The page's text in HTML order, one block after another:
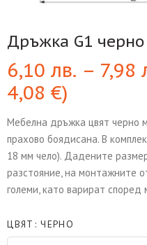
Дръжка G1 черно
6,10лв. – 7,98
4,08€)
Мебелна дръжка цвят черно
прахово боядисана. В
18 мм чело). Дадените
разстояние, на монтажните
големи, като варират
ЦВЯТ ЧЕРНО